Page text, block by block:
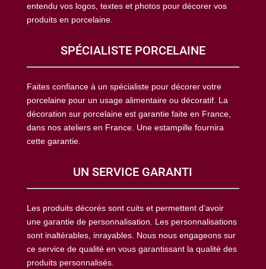
entendu vos logos, textes et photos pour décorer vos
produits en porcelaine.
SPÉCIALISTE PORCELAINE
Faites confiance à un spécialiste pour décorer votre
porcelaine pour un usage alimentaire ou décoratif. La
décoration sur porcelaine est garantie faite en France,
dans nos ateliers en France. Une estampille fournira
cette garantie.
UN SERVICE GARANTI
Les produits décorés sont cuits et permettent d’avoir
une garantie de personnalisation. Les personnalisations
sont inaltérables, inrayables. Nous nous engageons sur
ce service de qualité en vous garantissant la qualité des
produits personnalisés.